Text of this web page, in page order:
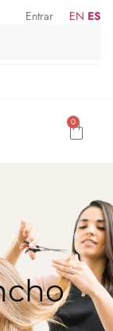
Entrar EN ES
0